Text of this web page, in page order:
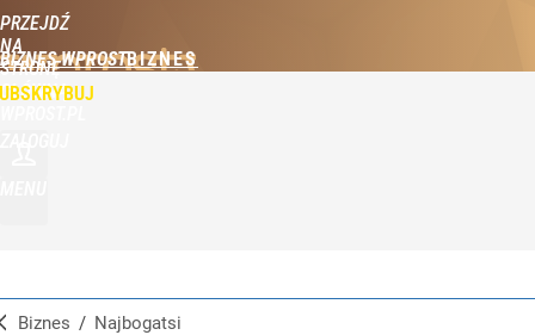
PRZEJDŹ
NA
STRONĘ
GŁÓWNĄ
BIZNES WPROST
Biznes / Najbogatsi